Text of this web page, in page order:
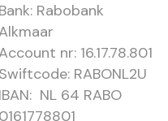
Bank: Rabobank
nr: 16.17.78.801
Swiftcode: RABONL2U
IBAN: NL 64 RABO
0161778801